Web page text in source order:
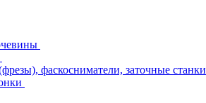
фаскосниматели, заточные станки